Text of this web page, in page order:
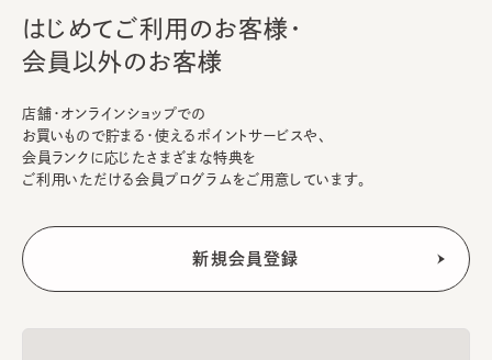
はじめてご利用のお客様・
会員以外のお客様
店舗・オンラインショップでの
お買いもので貯まる・使えるポイントサービスや、
会員ランクに応じたさまざまな特典を
ご利用いただける会員プログラムをご用意しています。